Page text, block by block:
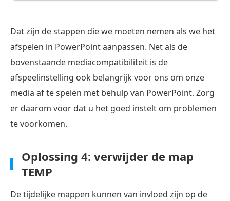
Dat zijn de stappen die we moeten nemen als we het
afspelen in PowerPoint aanpassen. Net als de
bovenstaande mediacompatibiliteit is de
afspeelinstelling ook belangrijk voor ons om onze
media af te spelen met behulp van PowerPoint. Zorg
er daarom voor dat u het goed instelt om problemen
te voorkomen.
Oplossing 4: verwijder de map
TEMP
De tijdelijke mappen kunnen van invloed zijn op de